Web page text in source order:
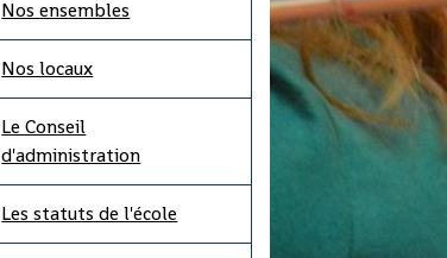
Nos ensembles
Nos locaux
Le Conseil
d'administration
Les statuts de l'école